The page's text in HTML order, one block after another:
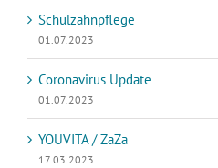
Schulzahnpflege
01.07.2023
Coronavirus Update
01.07.2023
YOUVITA / ZaZa
17.03.2023